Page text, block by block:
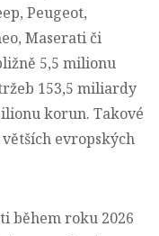
Peugeot,
Maserati či
5,5 milionu
153,5 miliardy
korun. Takové
evropských
během roku 2026